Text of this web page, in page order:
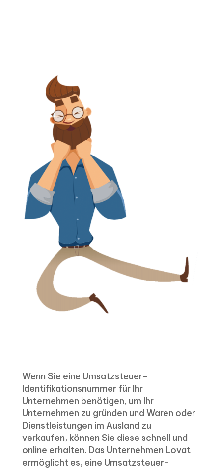
Wenn Sie eine Umsatzsteuer-
Identifikationsnummer für Ihr
Unternehmen benötigen, um Ihr
Unternehmen zu gründen und Waren oder
Dienstleistungen im Ausland zu
verkaufen, können Sie diese schnell und
online erhalten. Das Unternehmen Lovat
ermöglicht es, eine Umsatzsteuer-